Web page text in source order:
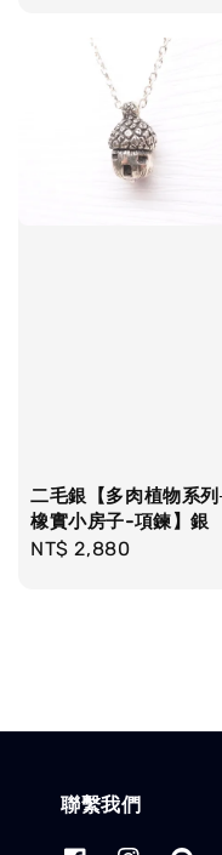
二毛銀【多肉植物系
橡實小房子-項鍊】銀
Regular
NT$ 2,880
聯繫我們